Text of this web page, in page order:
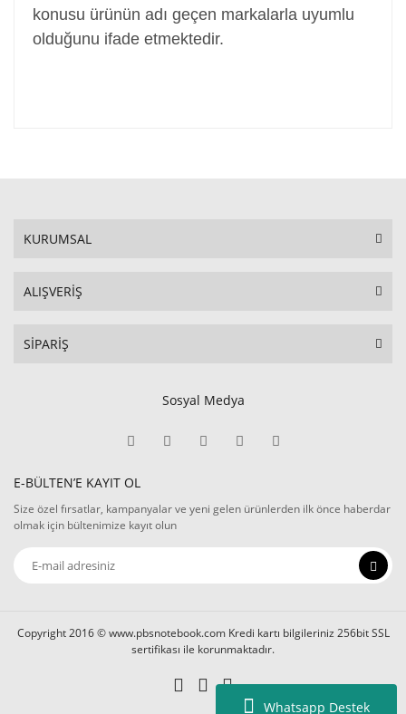
Whatsapp Destek
konusu ürünün adı geçen markalarla uyumlu
olduğunu ifade etmektedir.
KURUMSAL
ALIŞVERİŞ
SİPARİŞ
Sosyal Medya
E-BÜLTEN’E KAYIT OL
Size özel fırsatlar, kampanyalar ve yeni gelen ürünlerden ilk önce haberdar
olmak için bültenimize kayıt olun
Copyright 2016 © www.pbsnotebook.com Kredi kartı bilgileriniz 256bit SSL
sertifikası ile korunmaktadır.